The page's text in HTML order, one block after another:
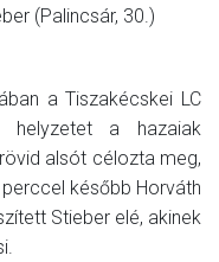
(Palincsár, 30.)
a Tiszakécskei LC
helyzetet a hazaiak
alsót célozta meg,
később Horváth
Stieber elé, akinek